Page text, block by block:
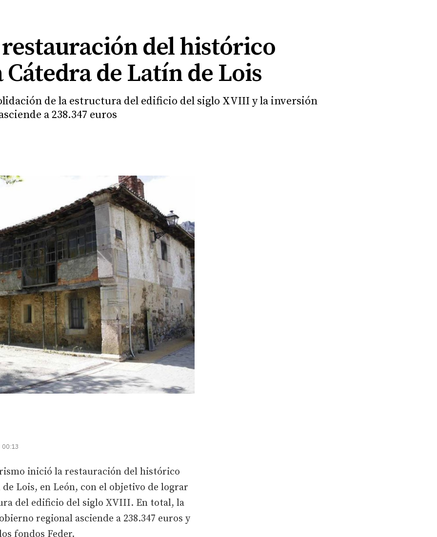
del histórico
de Latín de Lois
de la estructura del edificio del siglo XVIII y la inversión
a 238.347 euros
00:13
inició la restauración del histórico
Lois, en León, con el objetivo de lograr
del edificio del siglo XVIII. En total, la
regional asciende a 238.347 euros y
fondos Feder.